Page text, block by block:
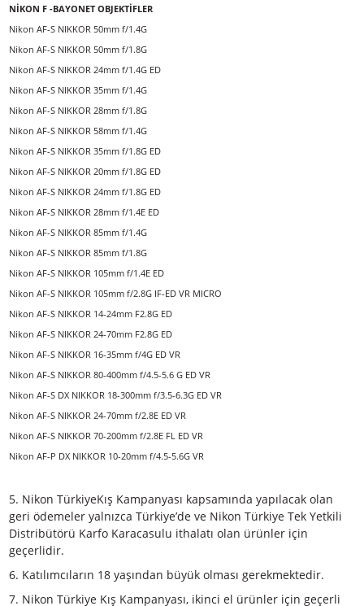
Nikon NIKKOR Z 50mm f/1.8 S
Nikon NIKKOR Z 35mm f/1.8 S
Nikon NIKKOR Z 24mm f/1.8 S
Nikon NIKKOR Z 85mm f/1.8 S
Nikon NIKKOR Z 24-70mm f/4 S
Nikon NIKKOR Z 14-30mm f/4 S
Nikon AF-S NIKKOR 50mm f/1.4G
Nikon AF-S NIKKOR 50mm f/1.8G
Nikon AF-S NIKKOR 24mm f/1.4G ED
Nikon AF-S NIKKOR 35mm f/1.4G
Nikon AF-S NIKKOR 28mm f/1.8G
Nikon AF-S NIKKOR 58mm f/1.4G
Nikon AF-S NIKKOR 28mm f/1.4E ED
Nikon AF-S NIKKOR 85mm f/1.4G
Nikon AF-S NIKKOR 85mm f/1.8G
Nikon AF-S NIKKOR 105mm f/2.8G IF-ED VR MICRO
Nikon AF-S NIKKOR 14-24mm F2.8G ED
Nikon AF-S NIKKOR 24-70mm F2.8G ED
Nikon AF-S NIKKOR 16-35mm f/4G ED VR
Nikon AF-S NIKKOR 80-400mm f/4.5-5.6 G ED VR